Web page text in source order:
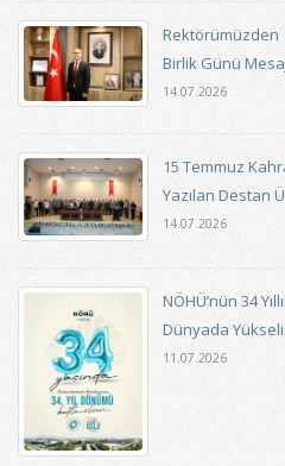
Rektörümüzden
Birlik Günü
14.07.2026
15 Temmuz
Yazılan Destan
14.07.2026
NÖHÜ’nün 34
Dünyada
11.07.2026